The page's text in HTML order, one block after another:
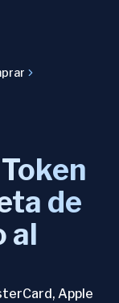
de
al
Apple